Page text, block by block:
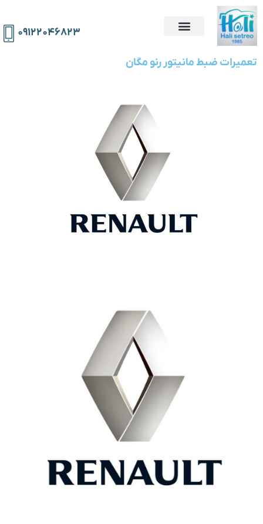
۰۹۱۲۲۰۴۶۸۲۳
تعمیرات ضبط مانیتور رنو مگان